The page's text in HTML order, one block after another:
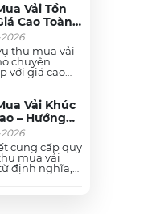
tối ưu cho
tồn kho của
nghiệp dệt
Vải Tồn
Cao Toàn
Quy Trình
Gọn &
Toán Tức
thu mua vải
chuyên
với giá cao
hoạt và
nhanh
Vải Khúc
– Hướng
Chỉnh
Nghiệp May
cung cấp quy
mua vải
định nghĩa,